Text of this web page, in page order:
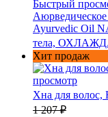
Быстрый
Ayurvedic Oil
тела,
Хит продаж
просмотр
Хна для волос,
1 207 ₽